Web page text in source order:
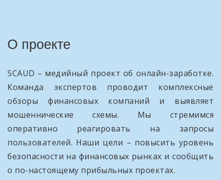
О проекте
SCAUD – медийный проект об онлайн-заработке.
Команда экспертов проводит комплексные
обзоры финансовых компаний и выявляет
мошеннические схемы. Мы стремимся
оперативно реагировать на запросы
пользователей. Наши цели – повысить уровень
безопасности на финансовых рынках и сообщить
о по-настоящему прибыльных проектах.